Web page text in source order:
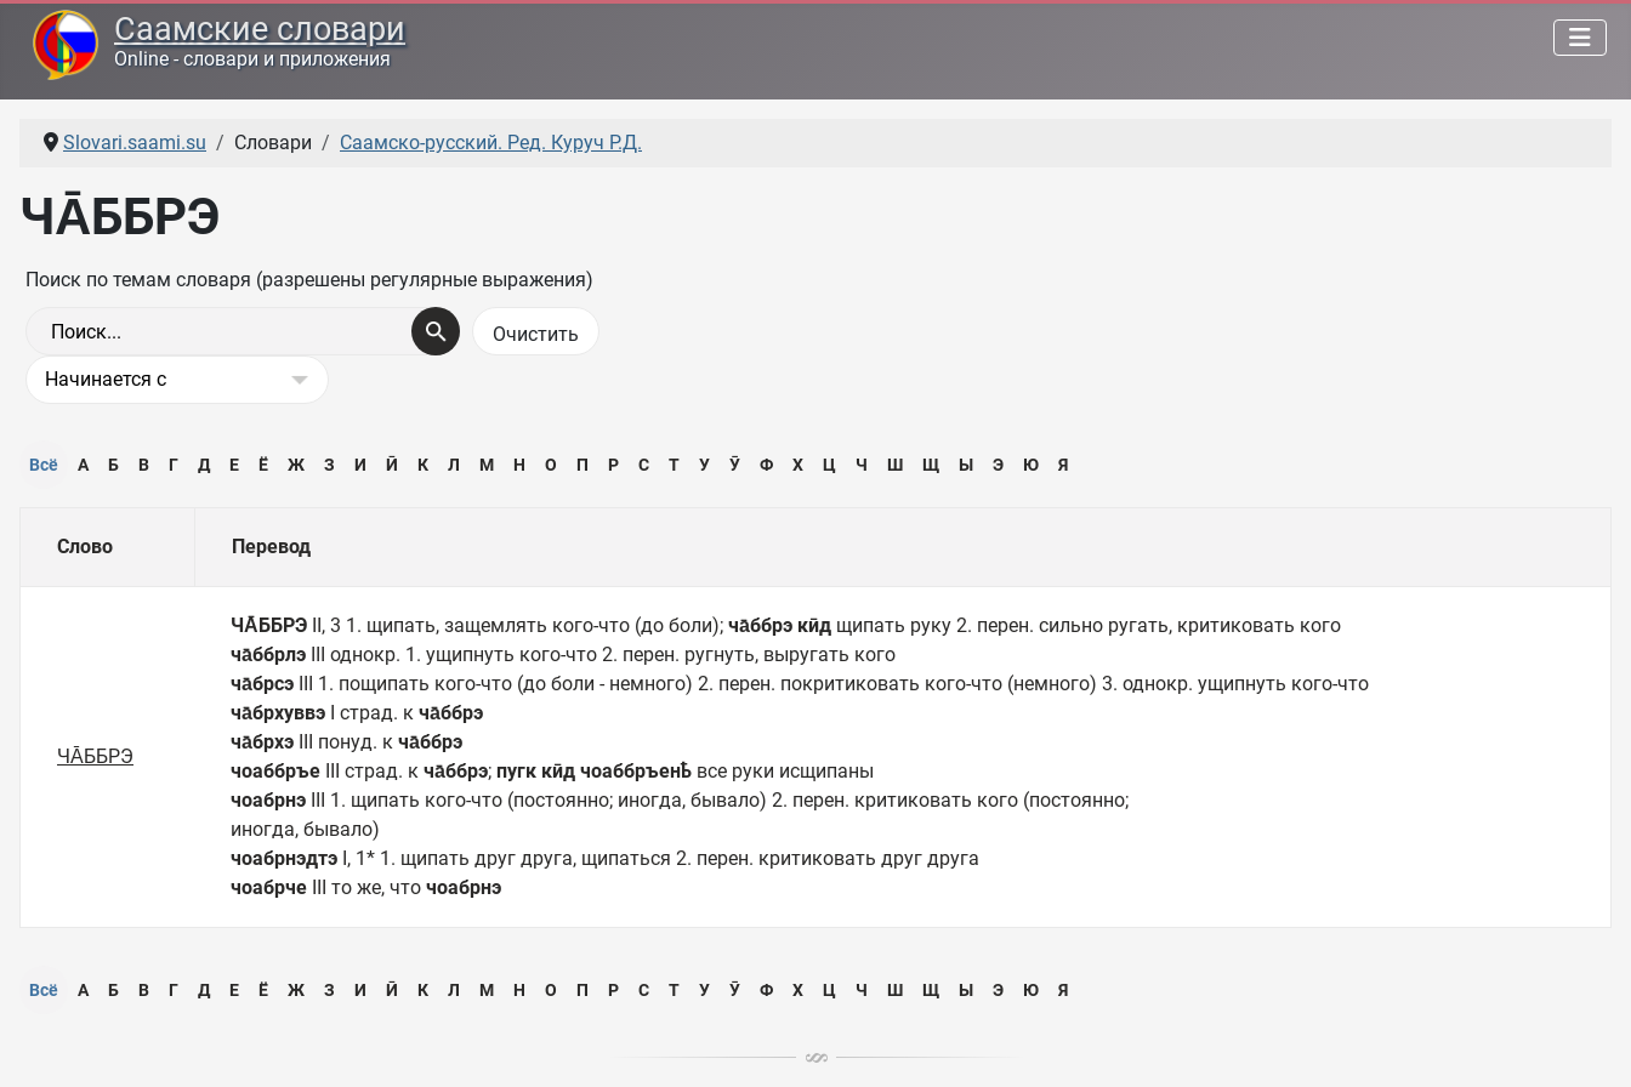
Саамские словари
Online - словари и приложения
Slovari.saami.su Словари Саамско-русский. Ред. Куруч Р.Д.
ЧА̄ББРЭ
Поиск по темам словаря (разрешены регулярные выражения)
Всё А Б В Г Д Е Ё Ж З И Ӣ К Л М Н О П Р С Т У Ӯ Ф Х Ц Ч Ш Щ Ы Э Ю Я
Слово Перевод
ЧА̄ББРЭ
ЧА̄ББРЭ II, 3 1. щипать, защемлять кого-что (до боли); ча̄ббрэ кӣд щипать руку 2. перен. сильно ругать, критиковать кого
ча̄ббрлэ III однокр. 1. ущипнуть кого-что 2. перен. ругнуть, выругать кого
ча̄брсэ III 1. пощипать кого-что (до боли - немного) 2. перен. покритиковать кого-что (немного) 3. однокр. ущипнуть кого-что
ча̄брхуввэ I страд. к ча̄ббрэ
ча̄брхэ III понуд. к ча̄ббрэ
чоаббръе III страд. к ча̄ббрэ; пугк кӣд чоаббръенҍ все руки исщипаны
чоабрнэ III 1. щипать кого-что (постоянно; иногда, бывало) 2. перен. критиковать кого (постоянно;
иногда, бывало)
чоабрнэдтэ I, 1* 1. щипать друг друга, щипаться 2. перен. критиковать друг друга
чоабрче III то же, что чоабрнэ
Всё А Б В Г Д Е Ё Ж З И Ӣ К Л М Н О П Р С Т У Ӯ Ф Х Ц Ч Ш Щ Ы Э Ю Я